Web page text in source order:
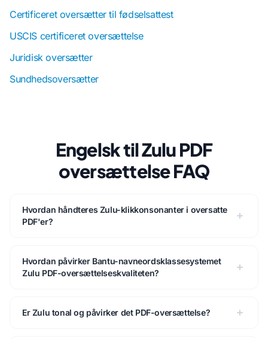
Certificeret oversætter til fødselsattest
USCIS certificeret oversættelse
Juridisk oversætter
Sundhedsoversætter
Engelsk til Zulu PDF
oversættelse FAQ
Hvordan håndteres Zulu-klikkonsonanter i oversatte
PDF'er?
Hvordan påvirker Bantu-navneordsklassesystemet
Zulu PDF-oversættelseskvaliteten?
Er Zulu tonal og påvirker det PDF-oversættelse?